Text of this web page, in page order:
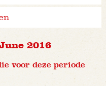
2016
voor deze periode